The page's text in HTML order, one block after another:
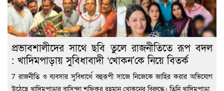
প্রভাবশালীদের সাথে ছবি তুলে রাজনীতিতে রূপ বদল
: খাদিমপাড়ায় সুবিধাবাদী ‘খোকন’কে নিয়ে বিতর্ক
7 রাজনীতি ও ব্যবসার সুবিধার্থে বহুরূপী সাজে নিজেকে জাহির করার অভিযোগ
উঠেছে খাদিমপাড়ার বাসিন্দা শফিকুর রহমান খোকনের বিরুদ্ধে। তিনি খাদিমপাড়া